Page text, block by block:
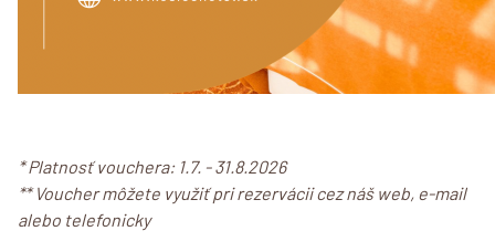
* Platnosť vouchera: 1.7. - 31.8.2026
** Voucher môžete využiť pri rezervácii cez náš web, e-mail
alebo telefonicky